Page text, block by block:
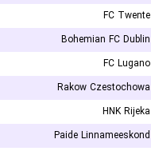
FC Twente
Bohemian FC Dublin
FC Lugano
Rakow Czestochowa
HNK Rijeka
Paide Linnameeskond